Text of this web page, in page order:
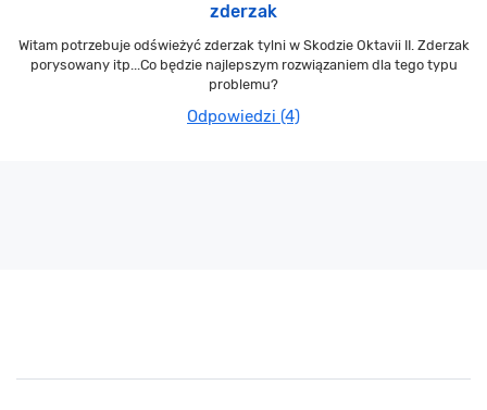
zderzak
Witam potrzebuje odświeżyć zderzak tylni w Skodzie Oktavii II. Zderzak
porysowany itp...Co będzie najlepszym rozwiązaniem dla tego typu
problemu?
Odpowiedzi (4)